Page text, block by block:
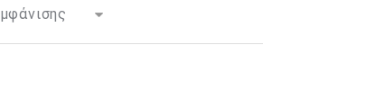
χρώμα! Ακαταμάχητα εντυπωσιακό, το